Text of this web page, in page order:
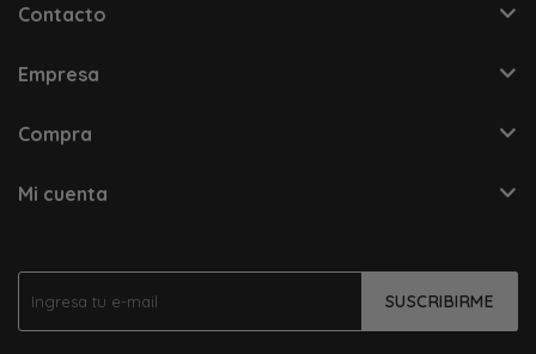
SUSCRIBIRME
Contacto
Empresa
Compra
Mi cuenta